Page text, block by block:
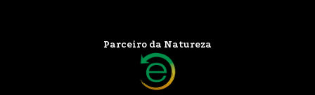
Parceiro da Natureza